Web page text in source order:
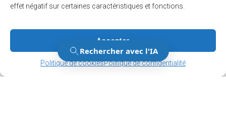
effet négatif sur certaines caractéristiques et fonctions.
Accepter
Politique de cookiesPolitique de confidentialité
Gérer le consentement
Gérer le consentement